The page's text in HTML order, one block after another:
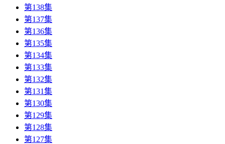
第138集
第137集
第136集
第135集
第134集
第133集
第132集
第131集
第130集
第129集
第128集
第127集